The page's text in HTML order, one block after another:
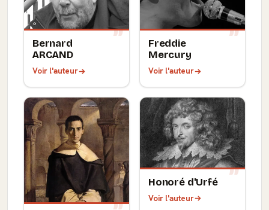
Bernard
ARCAND
Voir l'auteur
Freddie
Mercury
Voir l'auteur
Honoré d'Urfé
Voir l'auteur